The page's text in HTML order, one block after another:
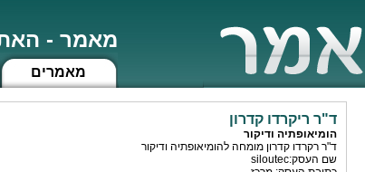
מאמר -
מאמרים
ד"ר ריקרדו קדרון
הומיאופתיה ודיקור
ד"ר רקרדו קדרון מומחה להומיאופתיה ודיקור
שם העסק:siloutec